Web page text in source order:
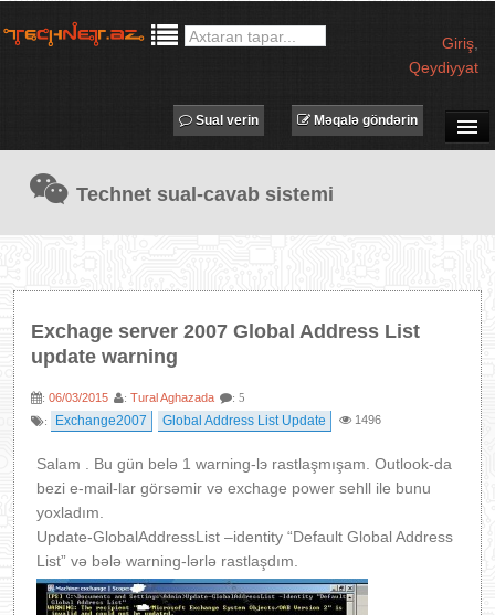
Giriş
Qeydiyyat
TECHNET TV
MƏQALƏLƏR
PROQRAMLAR
IT LÜĞƏT
Məqalə göndərin
Sual verin
Technet sual-cavab sistemi
Exchage server 2007 Global Address List
update warning
: 06/03/2015 : Tural Aghazada
: 5
:
Exchange2007 Global Address List Update 1496
Salam . Bu gün belə 1 warning-lэ rastlaşmışam. Outlook-da
bezi e-mail-lar görsəmir və exchage power sehll ile bunu
yoxladım.
Update-GlobalAddressList –identity “Default Global Address
List” və bələ warning-lərlə rastlaşdım.